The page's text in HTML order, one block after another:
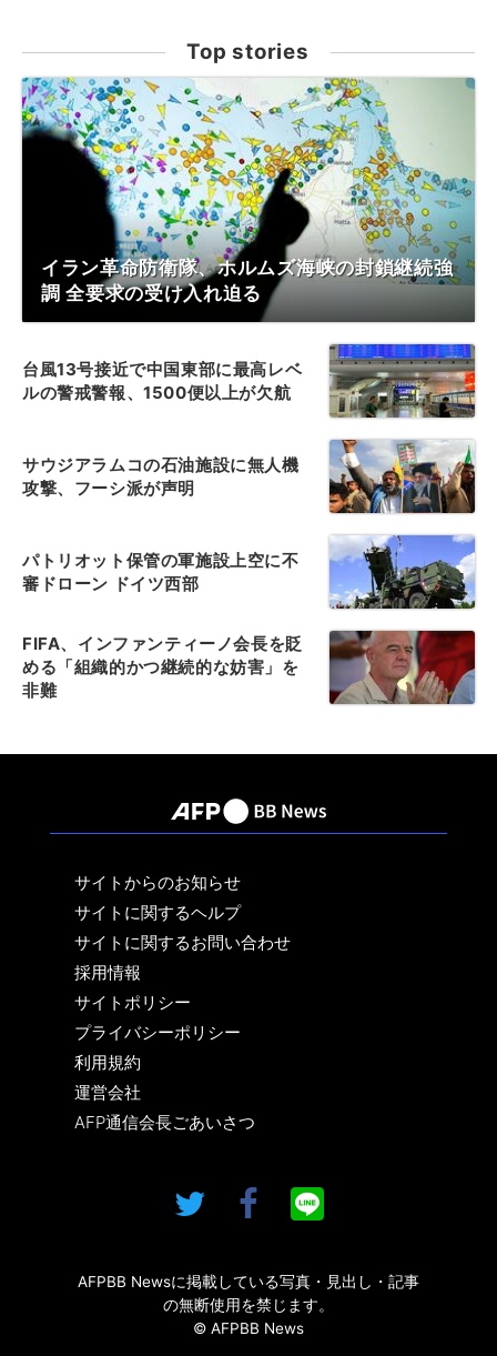
Top stories
イラン革命防衛隊、ホルムズ海峡の封鎖継続強
調 全要求の受け入れ迫る
台風13号接近で中国東部に最高レベ
ルの警戒警報、1500便以上が欠航
サウジアラムコの石油施設に無人機
攻撃、フーシ派が声明
パトリオット保管の軍施設上空に不
審ドローン ドイツ西部
FIFA、インファンティーノ会長を貶
める「組織的かつ継続的な妨害」を
非難
サイトからのお知らせ
サイトに関するヘルプ
サイトに関するお問い合わせ
採用情報
サイトポリシー
プライバシーポリシー
利用規約
運営会社
AFP通信会長ごあいさつ
AFPBB Newsに掲載している写真・見出し・記事
の無断使用を禁じます。
© AFPBB News